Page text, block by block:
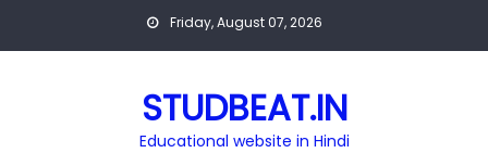
Friday, August 07, 2026
STUDBEAT.IN
Educational website in Hindi